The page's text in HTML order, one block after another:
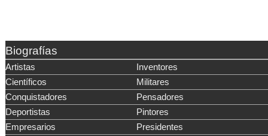
Biografías
Artistas
Inventores
Científicos
Militares
Conquistadores
Pensadores
Deportistas
Pintores
Empresarios
Presidentes